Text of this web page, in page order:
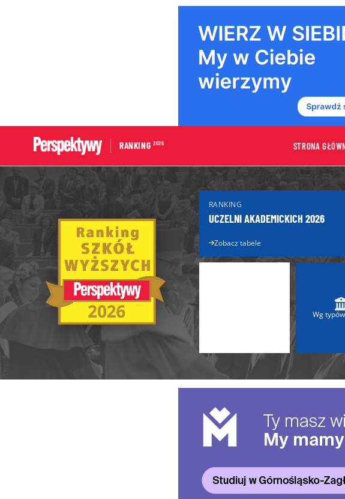
RANKING 2026 STRONA
Portal edukacyjny
Aktualności edukacyjne
Dla Maturzystów
Ranking Szkół Wyższych 2025
Uczelnie akademickie
Niepubliczne magisterskie
Publiczne Zawodowe
RANKING
UCZELNI AKADEMICKICH 2026
Zobacz tabele
Wg